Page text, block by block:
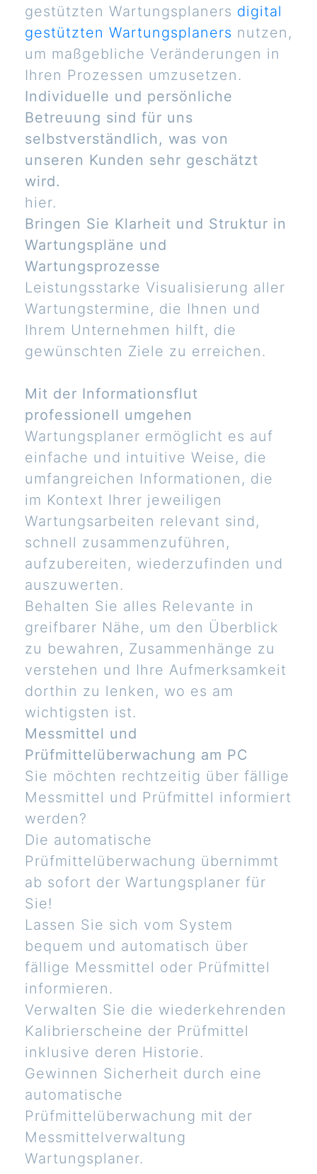
gestützten Wartungsplaners digital
gestützten Wartungsplaners nutzen,
um maßgebliche Veränderungen in
Ihren Prozessen umzusetzen.
Individuelle und persönliche
Betreuung sind für uns
selbstverständlich, was von
unseren Kunden sehr geschätzt
wird.
hier.
Bringen Sie Klarheit und Struktur in
Wartungspläne und
Wartungsprozesse
Leistungsstarke Visualisierung aller
Wartungstermine, die Ihnen und
Ihrem Unternehmen hilft, die
gewünschten Ziele zu erreichen.
Mit der Informationsflut
professionell umgehen
Wartungsplaner ermöglicht es auf
einfache und intuitive Weise, die
umfangreichen Informationen, die
im Kontext Ihrer jeweiligen
Wartungsarbeiten relevant sind,
schnell zusammenzuführen,
aufzubereiten, wiederzufinden und
auszuwerten.
Behalten Sie alles Relevante in
greifbarer Nähe, um den Überblick
zu bewahren, Zusammenhänge zu
verstehen und Ihre Aufmerksamkeit
dorthin zu lenken, wo es am
wichtigsten ist.
Messmittel und
Prüfmittelüberwachung am PC
Sie möchten rechtzeitig über fällige
Messmittel und Prüfmittel informiert
werden?
Die automatische
Prüfmittelüberwachung übernimmt
ab sofort der Wartungsplaner für
Sie!
Lassen Sie sich vom System
bequem und automatisch über
fällige Messmittel oder Prüfmittel
informieren.
Verwalten Sie die wiederkehrenden
Kalibrierscheine der Prüfmittel
inklusive deren Historie.
Gewinnen Sicherheit durch eine
automatische
Prüfmittelüberwachung mit der
Messmittelverwaltung
Wartungsplaner.